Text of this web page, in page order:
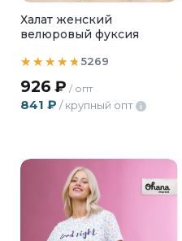
Халат женский
велюровый фуксия
5269
926 ₽ / опт
841 ₽ / крупный опт i